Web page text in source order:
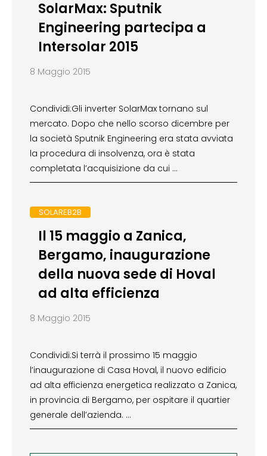
SolarMax: Sputnik
Engineering partecipa a
Intersolar 2015
8 Maggio 2015
Condividi:Gli inverter SolarMax tornano sul
mercato. Dopo che nello scorso dicembre per
la società Sputnik Engineering era stata avviata
la procedura di insolvenza, ora è stata
completata l’acquisizione da cui …
SOLAREB2B
Il 15 maggio a Zanica,
Bergamo, inaugurazione
della nuova sede di Hoval
ad alta efficienza
8 Maggio 2015
Condividi:Si terrà il prossimo 15 maggio
l’inaugurazione di Casa Hoval, il nuovo edificio
ad alta efficienza energetica realizzato a Zanica,
in provincia di Bergamo, per ospitare il quartier
generale dell’azienda. …